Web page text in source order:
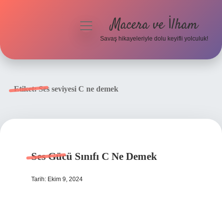
menüyüMacera ve İlham
Savaş hikayeleriyle dolu keyifli yolculuk!
Etiket:Ses seviyesi C ne demek
Ses Gücü Sınıfı C Ne Demek
Tarih: Ekim 9, 2024